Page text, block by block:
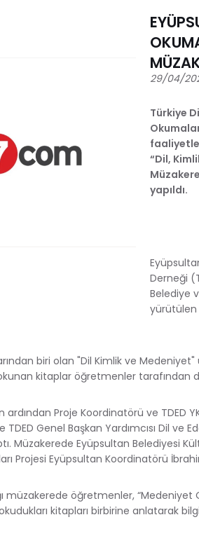
29/04/
Türkiye
“Dil,
yapıldı.
Derneği
Belediye
yürütülen
biri olan "Dil Kimlik ve
kitaplar öğretmenler tarafından
Proje Koordinatörü ve TDED
TDED Genel Başkan Yardımcısı Dil ve
Müzakerede Eyüpsultan Belediyesi
Projesi Eyüpsultan Koordinatörü
müzakerede öğretmenler, “Medeniyet
kitapları birbirine anlatarak